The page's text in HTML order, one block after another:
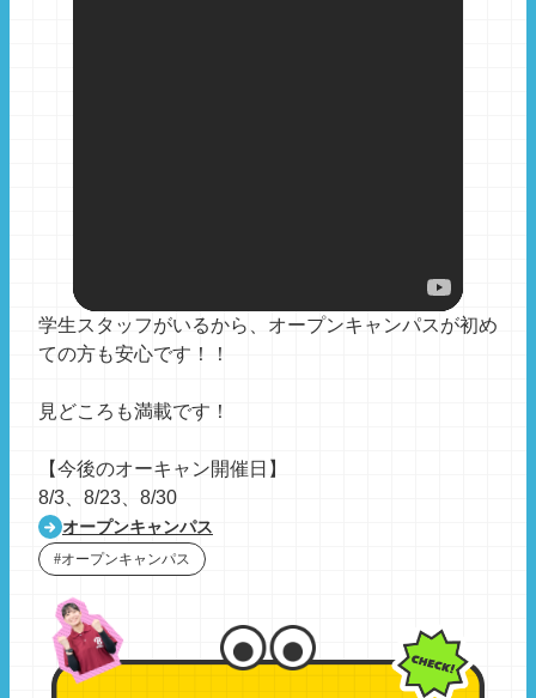
学生スタッフがいるから、オープンキャンパスが初め
ての方も安心です！！
見どころも満載です！
【今後のオーキャン開催日】
8/3、8/23、8/30
オープンキャンパス
#オープンキャンパス